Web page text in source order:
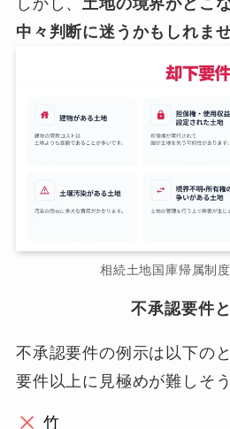
しかし、土地の境界がどこ
中々判断に迷うかもしれま
相続土地国庫帰属制
不承認要件
不承認要件の例示は以下の
要件以上に見極めが難しそ
竹